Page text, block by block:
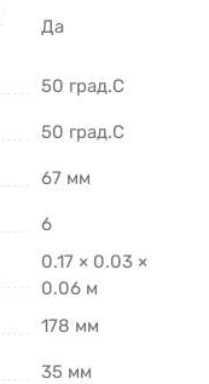
Да
50 град.C
50 град.C
67 мм
6
0.17 × 0.03 ×
0.06 м
178 мм
35 мм